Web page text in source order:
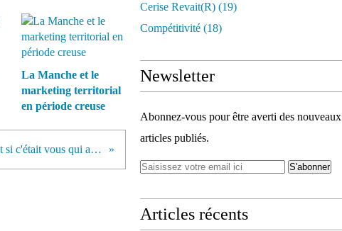
La Manche et le
marketing territorial
en période creuse
Think Sénart : et si c'était vous qui aviez raison ?
Cerise Revait(r) (19)
Compétitivité (18)
Newsletter
Abonnez-vous pour être averti des nouveaux
articles publiés.
Articles récents